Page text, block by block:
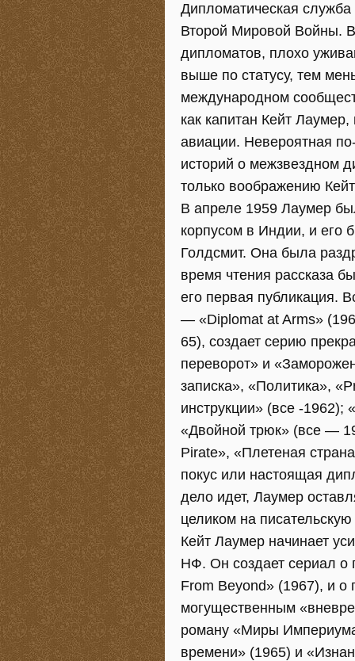
Дипломатическая
Второй Мировой Войны. В
дипломатов, плохо
выше по статусу, тем
международном
как капитан Кейт
авиации. Невероятная
историй о межзвездном
только воображению
В апреле 1959 Лаумер
корпусом в Индии, и его
Голдсмит. Она была
время чтения рассказа
его первая публикация.
— «Diplomat at Arms»
65), создает серию
переворот» и
записка», «Политика»,
инструкции» (все -1962);
«Двойной трюк» (все —
Pirate», «Плетеная
покус или настоящая
дело идет, Лаумер
целиком на
Кейт Лаумер начинает
НФ. Он создает сериал о
From Beyond» (1967), и
могущественным
роману «Миры
времени» (1965) и